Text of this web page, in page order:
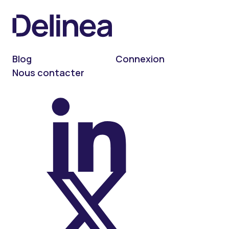
Blog
Connexion
Nous contacter
On X (Twitter)